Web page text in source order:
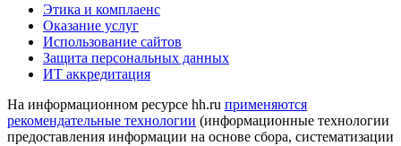
Этика и комплаенс
Оказание услуг
Использование сайтов
Защита персональных данных
ИТ аккредитация
На информационном ресурсе hh.ru применяются
рекомендательные технологии (информационные технологии
предоставления информации на основе сбора, систематизации